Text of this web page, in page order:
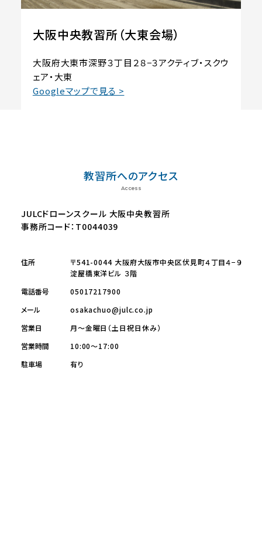
大阪中央教習所（大東会場）
大阪府大東市深野３丁目２８−３アクティブ・スクウ
ェア・大東
Googleマップで見る >
教習所へのアクセス
Access
JULCドローンスクール 大阪中央教習所
事務所コード：T0044039
住所
〒541-0044 大阪府大阪市中央区伏見町４丁目４−９
淀屋橋東洋ビル ３階
電話番号
05017217900
メール
osakachuo@julc.co.jp
営業日
月～金曜日（土日祝日休み）
営業時間
10:00～17:00
駐車場
有り